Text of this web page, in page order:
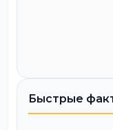
Быстрые